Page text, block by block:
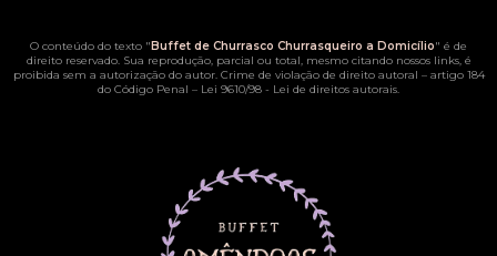
O conteúdo do texto "Buffet de Churrasco Churrasqueiro a Domicílio" é de
direito reservado. Sua reprodução, parcial ou total, mesmo citando nossos links, é
proibida sem a autorização do autor. Crime de violação de direito autoral – artigo 184
do Código Penal – Lei 9610/98 - Lei de direitos autorais.